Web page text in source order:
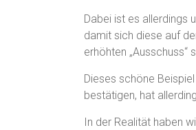
Dabei ist es allerdings
damit sich diese auf
erhöhten
Dieses schöne
bestätigen, hat
In der Realität haben